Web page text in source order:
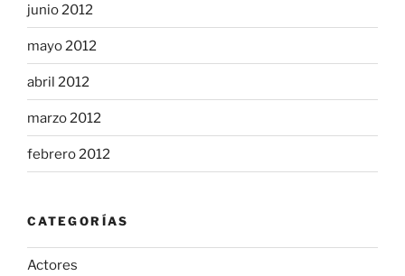
junio 2012
mayo 2012
abril 2012
marzo 2012
febrero 2012
CATEGORÍAS
Actores